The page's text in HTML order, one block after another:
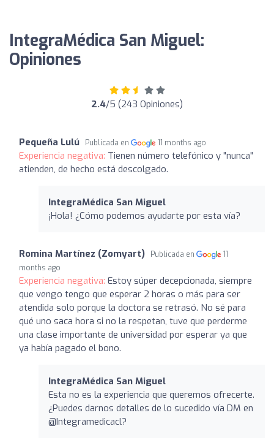
IntegraMédica San Miguel:
Opiniones
2.4/5 (243 Opiniones)
Pequeña Lulú Publicada en 11 months ago
Experiencia negativa: Tienen número telefónico y "nunca"
atienden, de hecho está descolgado.
IntegraMédica San Miguel
¡Hola! ¿Cómo podemos ayudarte por esta vía?
Romina Martínez (Zomyart) Publicada en
11
months ago
Experiencia negativa: Estoy súper decepcionada, siempre
que vengo tengo que esperar 2 horas o más para ser
atendida solo porque la doctora se retrasó. No sé para
qué uno saca hora si no la respetan, tuve que perderme
una clase importante de universidad por esperar ya que
ya había pagado el bono.
IntegraMédica San Miguel
Esta no es la experiencia que queremos ofrecerte.
¿Puedes darnos detalles de lo sucedido vía DM en
@Integramedicacl?